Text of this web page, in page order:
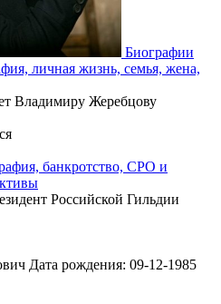
Биографии
личная жизнь, семья, жена,
Владимиру Жеребцову
банкротство, СРО и
Российской Гильдии
Дата рождения: 09-12-1985